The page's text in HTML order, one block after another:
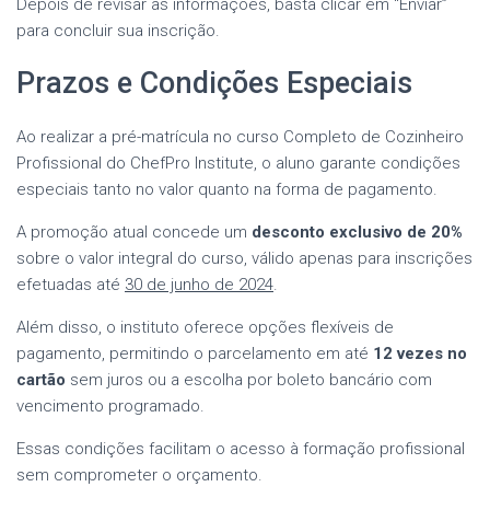
Depois de revisar as informações, basta clicar em “Enviar”
para concluir sua inscrição.
Prazos e Condições Especiais
Ao realizar a pré-matrícula no curso Completo de Cozinheiro
Profissional do ChefPro Institute, o aluno garante condições
especiais tanto no valor quanto na forma de pagamento.
A promoção atual concede um desconto exclusivo de 20%
sobre o valor integral do curso, válido apenas para inscrições
efetuadas até 30 de junho de 2024.
Além disso, o instituto oferece opções flexíveis de
pagamento, permitindo o parcelamento em até 12 vezes no
cartão sem juros ou a escolha por boleto bancário com
vencimento programado.
Essas condições facilitam o acesso à formação profissional
sem comprometer o orçamento.